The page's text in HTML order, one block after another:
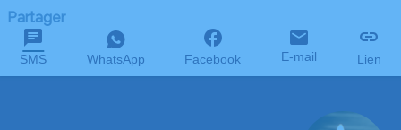
Partager
SMS WhatsApp Facebook E-mail Lien